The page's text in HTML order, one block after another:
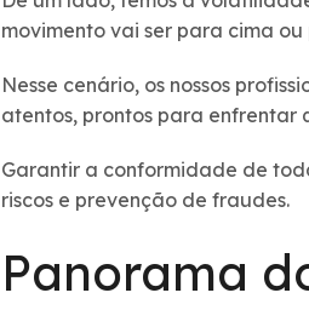
movimento vai ser para cima
Nesse cenário, os nossos
atentos, prontos para enfrentar
Garantir a conformidade de
riscos e prevenção de fraudes.
Panorama